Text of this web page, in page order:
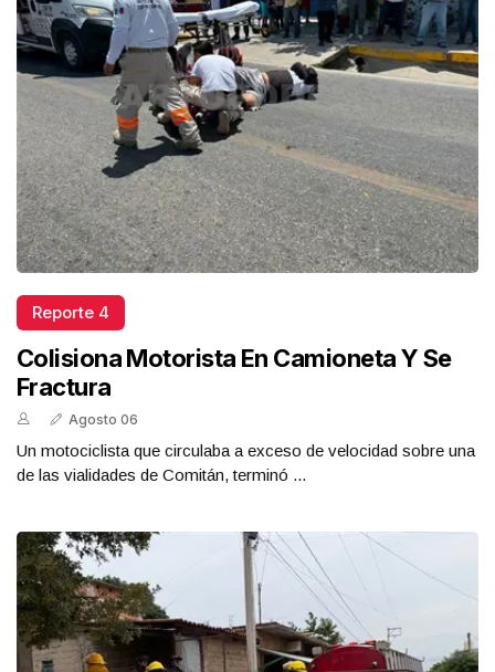
Reporte 4
Colisiona Motorista En Camioneta Y Se
Fractura
Agosto 06
Un motociclista que circulaba a exceso de velocidad sobre una
de las vialidades de Comitán, terminó ...